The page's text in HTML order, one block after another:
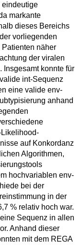
eindeutige
markante
dieses Bereichs
vorliegenden
näher
der viralen
Insgesamt konnte für
int-Sequenz
eine valide env-
anhand
auf Konkordanz
Algorithmen,
hochvariablen env-
bei der
in der
% relativ hoch war.
Sequenz in allen
Anhand dieser
mit dem REGA